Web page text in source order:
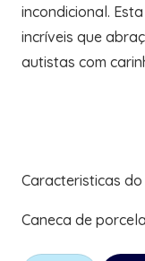
incondicional.
incríveis que
autistas com
Caracteristicas
Caneca de